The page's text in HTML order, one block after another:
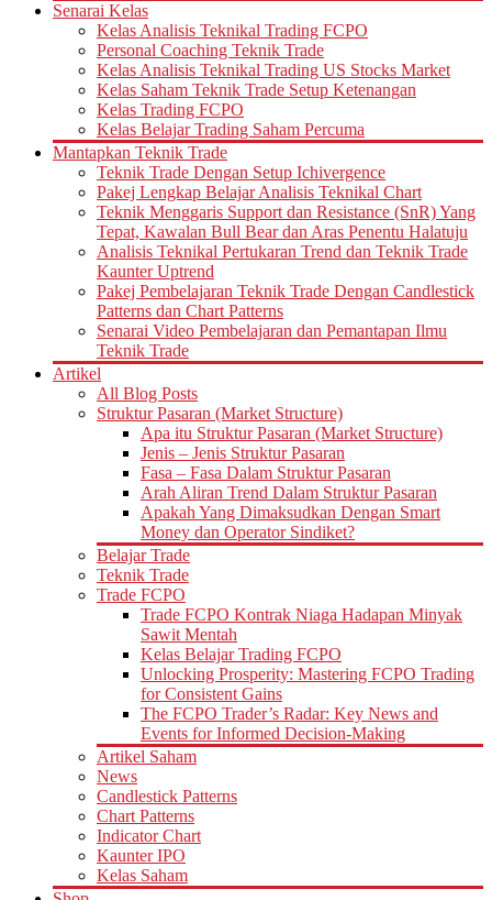
Senarai Kelas
Kelas Analisis Teknikal Trading FCPO
Personal Coaching Teknik Trade
Kelas Analisis Teknikal Trading US Stocks Market
Kelas Saham Teknik Trade Setup Ketenangan
Kelas Trading FCPO
Kelas Belajar Trading Saham Percuma
Mantapkan Teknik Trade
Teknik Trade Dengan Setup Ichivergence
Pakej Lengkap Belajar Analisis Teknikal Chart
Teknik Menggaris Support dan Resistance (SnR) Yang
Tepat, Kawalan Bull Bear dan Aras Penentu Halatuju
Analisis Teknikal Pertukaran Trend dan Teknik Trade
Kaunter Uptrend
Pakej Pembelajaran Teknik Trade Dengan Candlestick
Patterns dan Chart Patterns
Senarai Video Pembelajaran dan Pemantapan Ilmu
Teknik Trade
Artikel
All Blog Posts
Struktur Pasaran (Market Structure)
Apa itu Struktur Pasaran (Market Structure)
Jenis – Jenis Struktur Pasaran
Fasa – Fasa Dalam Struktur Pasaran
Arah Aliran Trend Dalam Struktur Pasaran
Apakah Yang Dimaksudkan Dengan Smart
Money dan Operator Sindiket?
Belajar Trade
Teknik Trade
Trade FCPO
Trade FCPO Kontrak Niaga Hadapan Minyak
Sawit Mentah
Kelas Belajar Trading FCPO
Unlocking Prosperity: Mastering FCPO Trading
for Consistent Gains
The FCPO Trader’s Radar: Key News and
Events for Informed Decision-Making
Artikel Saham
News
Candlestick Patterns
Chart Patterns
Indicator Chart
Kaunter IPO
Kelas Saham